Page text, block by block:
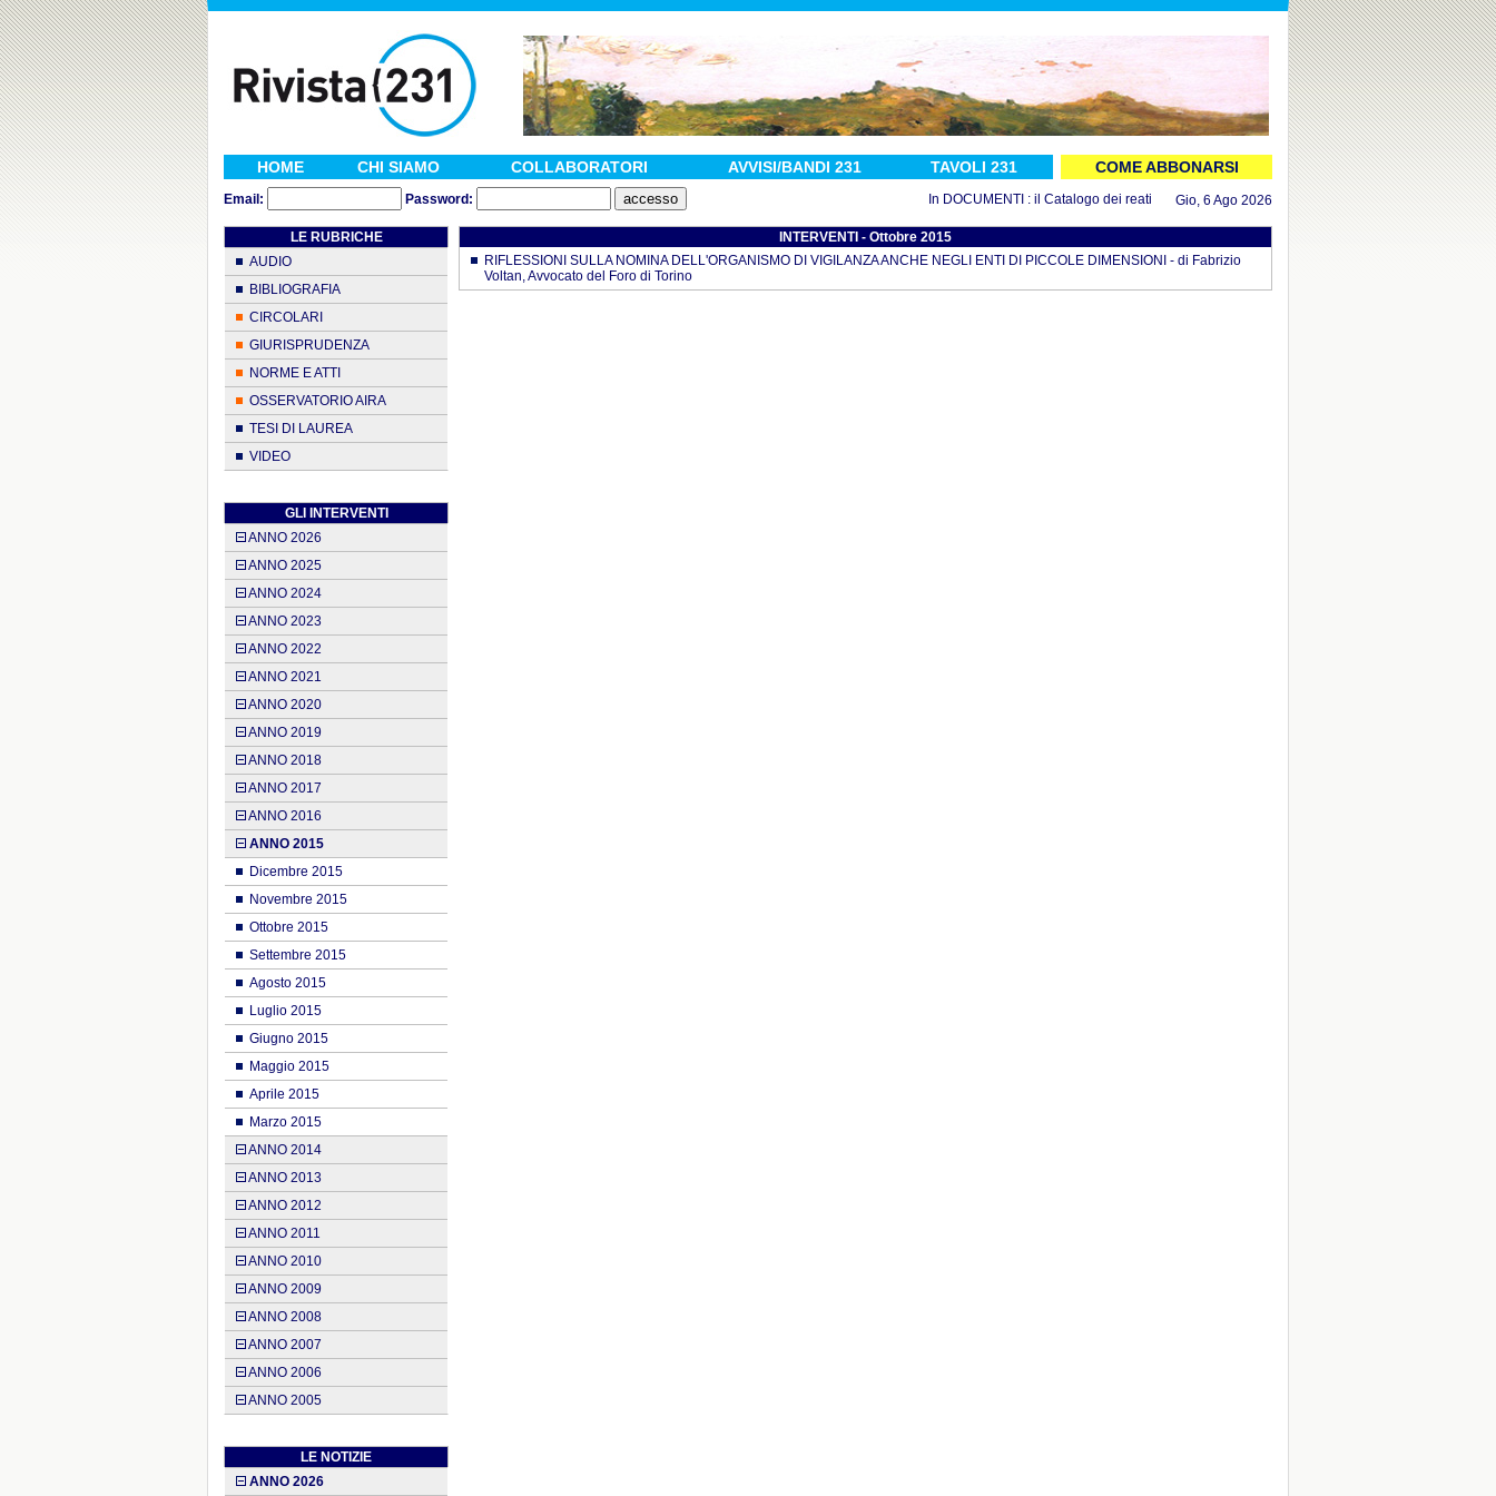
HOME CHI SIAMO COLLABORATORI AVVISI/BANDI 231 TAVOLI 231 COME ABBONARSI
Email: Password: In DOCUMENTI : il Catalogo dei reati aggiornato al 16 luglio 2026
Gio, 6 Ago 2026
LE RUBRICHE
AUDIO
BIBLIOGRAFIA
CIRCOLARI
GIURISPRUDENZA
NORME E ATTI
OSSERVATORIO AIRA
TESI DI LAUREA
VIDEO
GLI INTERVENTI
ANNO 2026
ANNO 2025
ANNO 2024
ANNO 2023
ANNO 2022
ANNO 2021
ANNO 2020
ANNO 2019
ANNO 2018
ANNO 2017
ANNO 2016
ANNO 2015
Dicembre 2015
Novembre 2015
Ottobre 2015
Settembre 2015
Agosto 2015
Luglio 2015
Giugno 2015
Maggio 2015
Aprile 2015
Marzo 2015
ANNO 2014
ANNO 2013
ANNO 2012
ANNO 2011
ANNO 2010
ANNO 2009
ANNO 2008
ANNO 2007
ANNO 2006
ANNO 2005
LE NOTIZIE
ANNO 2026
INTERVENTI - Ottobre 2015
RIFLESSIONI SULLA NOMINA DELL'ORGANISMO DI VIGILANZA ANCHE NEGLI ENTI DI PICCOLE DIMENSIONI - di Fabrizio
Voltan, Avvocato del Foro di Torino